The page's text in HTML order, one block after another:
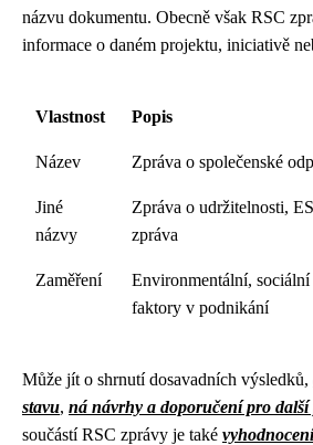
názvu dokumentu. Obecně však RSC
informace o daném projektu, iniciativě
Vlastnost Popis
Název Zpráva o společenské
Jiné
názvy
Zpráva o udržitelnosti,
zpráva
Zaměření
Environmentální,
faktory v podnikání
Může jít o shrnutí dosavadních výsledků,
stavu, ná návrhy a doporučení pro další
součástí RSC zprávy je také